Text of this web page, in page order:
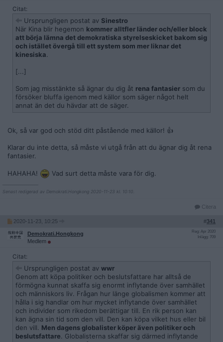
Citat:
Ursprungligen postat av Sinestro
När Kina blir hegemon kommer alltfler länder och/eller block
att börja lämna det demokratiska styrelseskicket bakom sig
och istället övergå till ett system som mer liknar det
kinesiska
[...]
Som jag misstänkte så ägnar du dig åt rena fantasier som du
försöker bluffa igenom med källor som säger något helt
annat än det du hävdar att de säger.
Ok, så var god och stöd ditt påstående med källor! 👍
Klarar du inte detta, så måste vi utgå från att du ägnar dig åt rena
fantasier.
HAHAHA! Vad surt detta måste vara för dig.
Senast redigerad av Demokrati.Hongkong 2020-11-23 kl. 10:10.
Citera
2020-11-23, 10:25 #341
Demokrati.Hongkong
Medlem
Reg: Apr 2020
Inlägg: 709
Citat:
Ursprungligen postat av wwr
Genom att köpa politiker och beslutsfattare har alltså de
förmögna kunnat skaffa sig enormt inflytande över samhället
och människors liv. Frågan hur länge globalismen kommer att
hålla i sig handlar om hur mycket inflytande över samhället
och individer som rikedom berättigar till. En rik person kan
kan ägna sin tid som den vill. Den kan köpa vilket hus eller bil
den vill. Men dagens globalister köper även politiker och
beslutsfattare . Globalisterna skaffar sig därmed inflytande